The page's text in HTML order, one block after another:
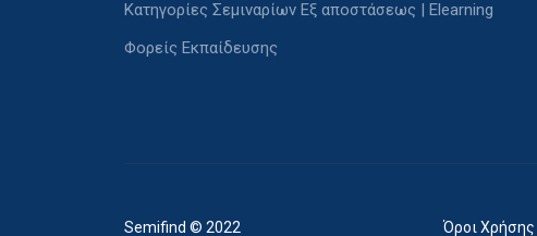
Κατηγορίες Σεμιναρίων Εξ αποστάσεως | Elearning
Φορείς Εκπαίδευσης
Όροι Χρήσης
Semifind © 2022